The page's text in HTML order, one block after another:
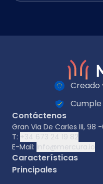
Creado
Cumple
Contáctenos
Gran Via De Carles III, 98
T: +34 673 24 19 82
E-Mail: info@mercura.io
Características
Principales